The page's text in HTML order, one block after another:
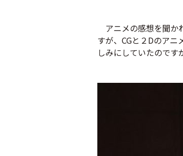
アニメの感想を聞か
すが、CGと２Dのア
しみにしていたのです